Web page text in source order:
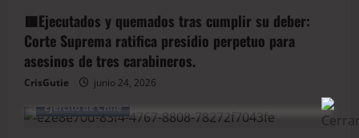
🟥Ejecutados y quemados tras cumplir su deber:
Corte Suprema ratifica presidio perpetuo para
asesinos de tres carabineros.
CrisGutie junio 24, 2026
Arauco Armada de Chile
Ejercito de Chile